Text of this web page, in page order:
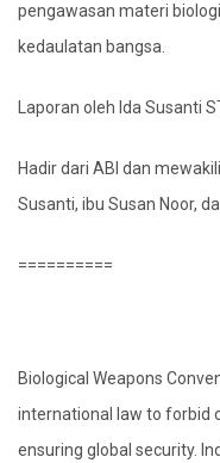
pengawasan materi
kedaulatan bangsa.
Laporan oleh Ida Susanti
Hadir dari ABI dan
Susanti, ibu Susan Noor,
==========
Biological Weapons
international law to forbid
ensuring global security.